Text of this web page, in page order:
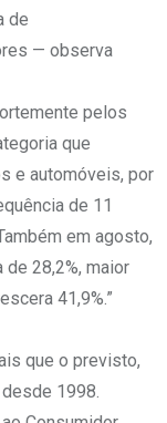
de
— observa
pelos
que
e automóveis, por
de 11
em agosto,
28,2%, maior
41,9%.”
que o previsto,
1998.